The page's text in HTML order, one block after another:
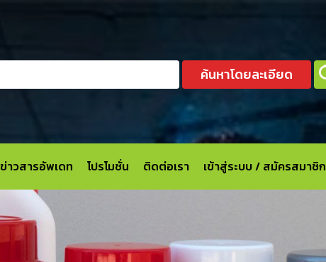
ค้นหาโดยละเอียด
ข่าวสารอัพเดท โปรโมชั่น ติดต่อเรา เข้าสู่ระบบ / สมัครสมาชิก